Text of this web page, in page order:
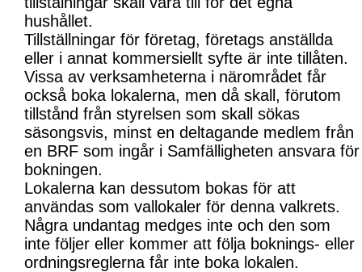
hushållet.
Tillställningar för företag, företags anställda
eller i annat kommersiellt syfte är inte tillåten.
Vissa av verksamheterna i närområdet får
också boka lokalerna, men då skall, förutom
tillstånd från styrelsen som skall sökas
säsongsvis, minst en deltagande medlem från
en BRF som ingår i Samfälligheten ansvara för
bokningen.
Lokalerna kan dessutom bokas för att
användas som vallokaler för denna valkrets.
Några undantag medges inte och den som
inte följer eller kommer att följa boknings- eller
ordningsreglerna får inte boka lokalen.